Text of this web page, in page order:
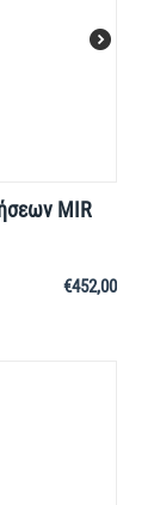
MIR
€452,00